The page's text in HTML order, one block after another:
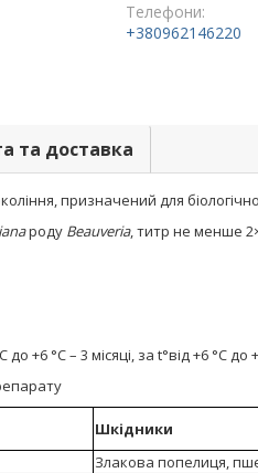
Телефони:
+380962146220
та доставка
призначений для
роду Beauveria, титр не менше
+6 °С – 3 місяці, за t°від +6 °С до
Шкідники
Злакова попелиця,